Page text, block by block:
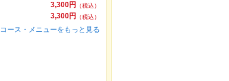
3,300円
（税込）
3,300円
（税込）
コース・メニューをもっと見る